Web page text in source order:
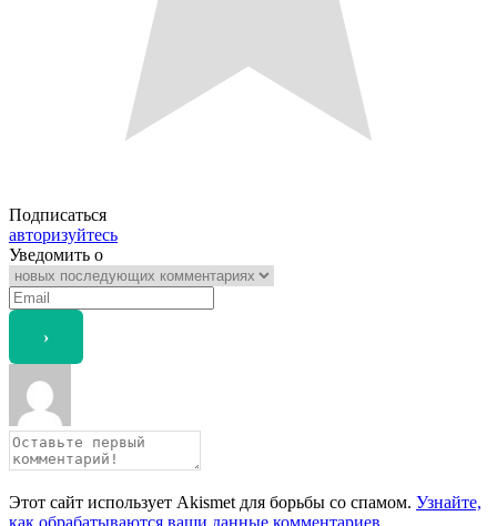
Подписаться
авторизуйтесь
Уведомить о
Этот сайт использует Akismet для борьбы со спамом. Узнайте,